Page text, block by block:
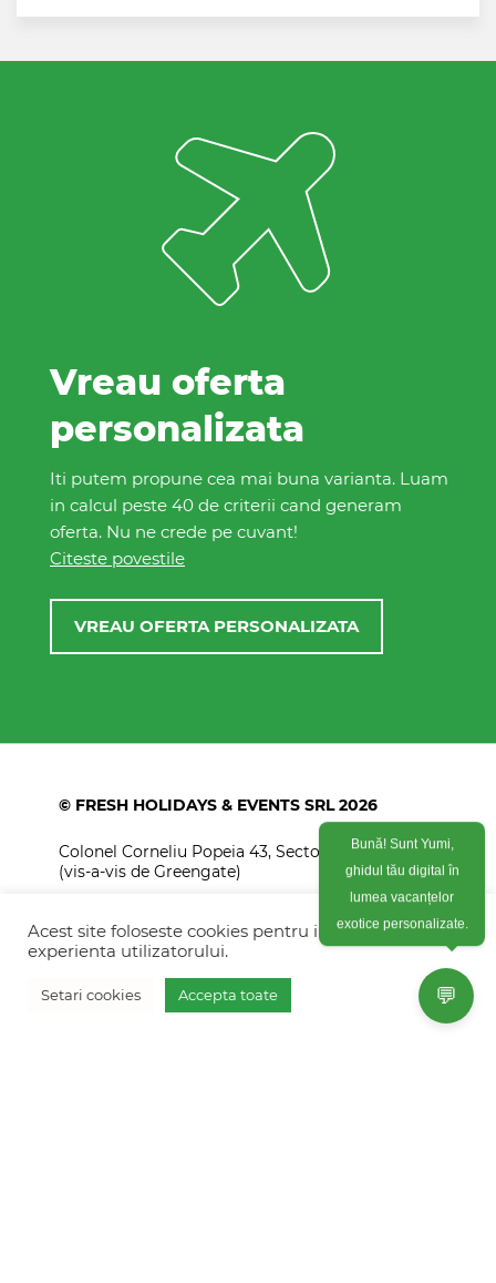
Vreau oferta
personalizata
Iti putem propune cea mai buna varianta. Luam
in calcul peste 40 de criterii cand generam
oferta. Nu ne crede pe cuvant!
Citeste povestile
VREAU OFERTA PERSONALIZATA
© FRESH HOLIDAYS & EVENTS SRL 2026
Colonel Corneliu Popeia 43, Sector 5, Bucuresti
(vis-a-vis de Greengate)
+40770 574 088
info@freshholidays.ro
Acest site foloseste cookies pentru imbunatati
experienta utilizatorului.
Setari cookies Accepta toate 💬
Bună! Sunt Yumi,
ghidul tău digital în
lumea vacanțelor
exotice personalizate.